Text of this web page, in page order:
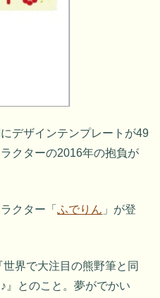
デザインテンプレートが49
クターの2016年の抱負が
クター「ふでりん 」が登
界で大注目の熊野筆と同
』とのこと。夢がでかい